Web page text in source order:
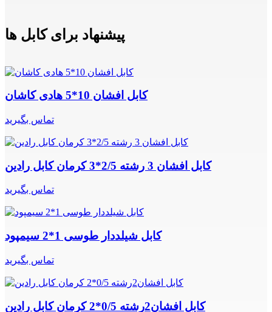
پیشنهاد برای کابل ها
کابل افشان 10*5 هادی کاشان
تماس بگیرید
کابل افشان 3 رشته 2/5*3 کرمان کابل رادین
تماس بگیرید
کابل شیلددار طوسی 1*2 سیمپود
تماس بگیرید
کابل افشان2رشته 0/5*2 کرمان کابل رادین